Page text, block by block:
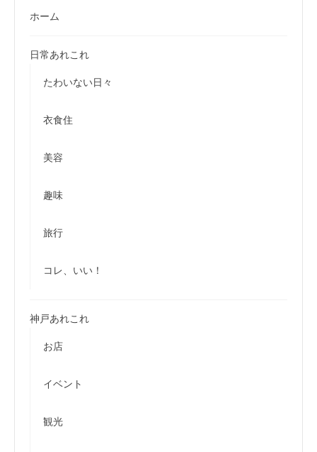
ホーム
日常あれこれ
たわいない日々
衣食住
美容
趣味
旅行
コレ、いい！
神戸あれこれ
お店
イベント
観光